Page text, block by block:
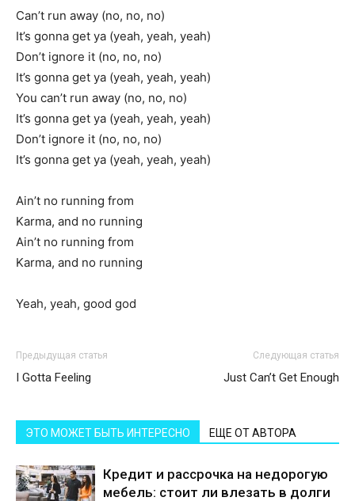
Can’t run away (no, no, no)
It’s gonna get ya (yeah, yeah, yeah)
Don’t ignore it (no, no, no)
It’s gonna get ya (yeah, yeah, yeah)
You can’t run away (no, no, no)
It’s gonna get ya (yeah, yeah, yeah)
Don’t ignore it (no, no, no)
It’s gonna get ya (yeah, yeah, yeah)
Ain’t no running from
Karma, and no running
Ain’t no running from
Karma, and no running
Yeah, yeah, good god
Предыдущая статья
I Gotta Feeling
Следующая статья
Just Can’t Get Enough
ЭТО МОЖЕТ БЫТЬ ИНТЕРЕСНО ЕЩЕ ОТ АВТОРА
Кредит и рассрочка на недорогую
мебель: стоит ли влезать в долги